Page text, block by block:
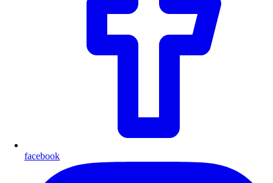
facebook